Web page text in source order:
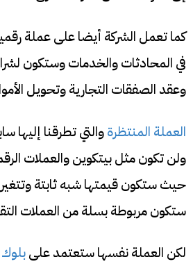
كما تعمل الشركة أيضا على عملة
في المحادثات والخدمات وستكون
وعقد الصفقات التجارية وتحويل
العملة المنتظرةوالتي تطرقنا إليها
ولن تكون مثل بيتكوين والعملات
حيث ستكون قيمتها شبه ثابتة
ستكون مربوطة بسلة من العملات
لكن العملة نفسها ستعتمد على